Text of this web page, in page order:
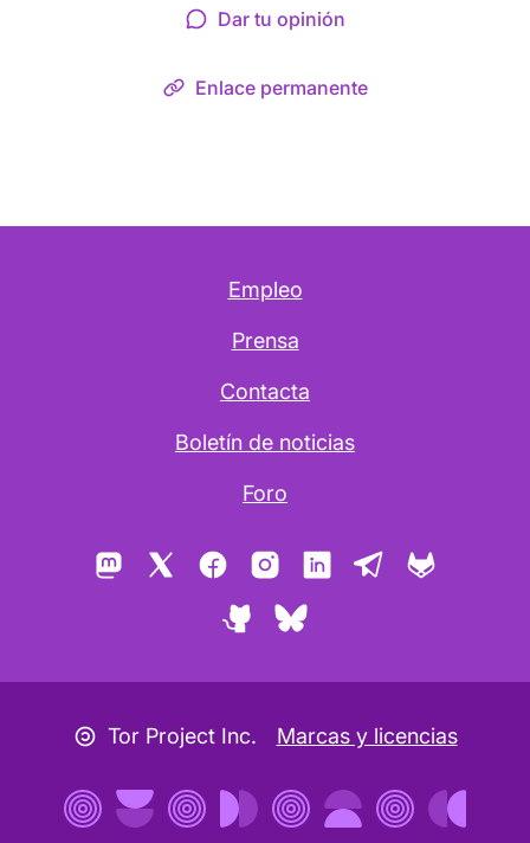
Dar tu opinión
Enlace permanente
Empleo
Prensa
Contacta
Boletín de noticias
Foro
Mastodon FacebookInstagramLinkedInTelegram
GitHubBluesky
Icono copyleft
Tor Project Inc. Marcas y licencias